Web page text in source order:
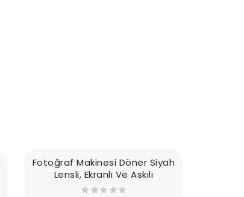
Fotoğraf Makinesi Döner Siyah
Lensli, Ekranlı Ve Askılı